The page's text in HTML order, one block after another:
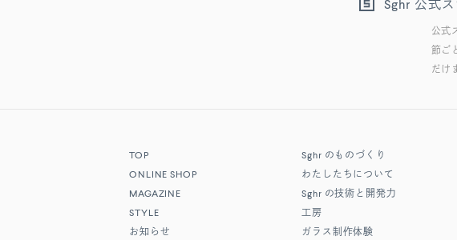
Sghr 公式
公式
節ご
だけ
TOP
ONLINE SHOP
MAGAZINE
STYLE
お知らせ
Sghr のものづくり
わたしたちについて
Sghr の技術と開発力
工房
ガラス制作体験